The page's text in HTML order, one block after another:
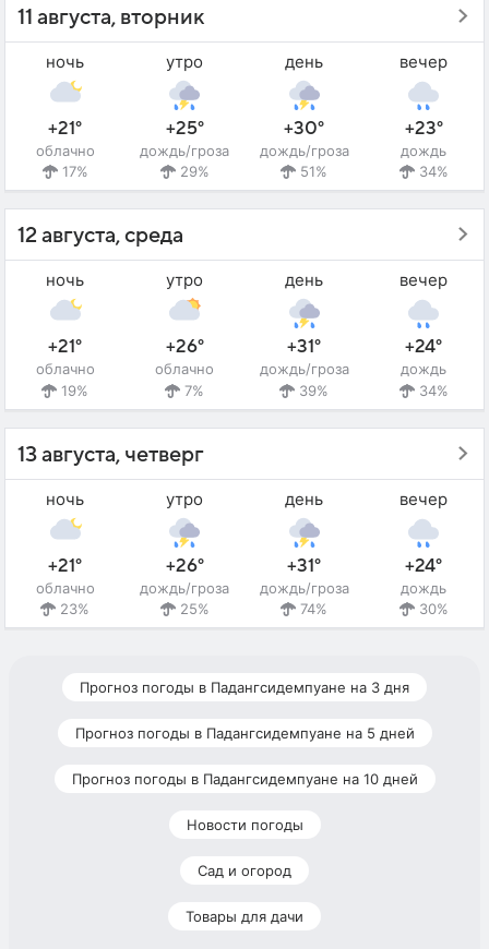
11 августа, вторник
ночь
+21°
облачно
17%
утро
+25°
дождь/гроза
29%
день
+30°
дождь/гроза
51%
вечер
+23°
дождь
34%
12 августа, среда
ночь
+21°
облачно
19%
утро
+26°
облачно
7%
день
+31°
дождь/гроза
39%
вечер
+24°
дождь
34%
13 августа, четверг
ночь
+21°
облачно
23%
утро
+26°
дождь/гроза
25%
день
+31°
дождь/гроза
74%
вечер
+24°
дождь
30%
Прогноз погоды в Падангсидемпуане на 3 дня
Прогноз погоды в Падангсидемпуане на 5 дней
Прогноз погоды в Падангсидемпуане на 10 дней
Новости погоды
Сад и огород
Товары для дачи